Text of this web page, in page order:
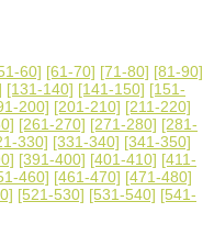
60] [61-70] [71-80] [81-90]
[131-140] [141-150] [151-
200] [201-210] [211-220]
[261-270] [271-280] [281-
330] [331-340] [341-350]
[391-400] [401-410] [411-
460] [461-470] [471-480]
[521-530] [531-540] [541-